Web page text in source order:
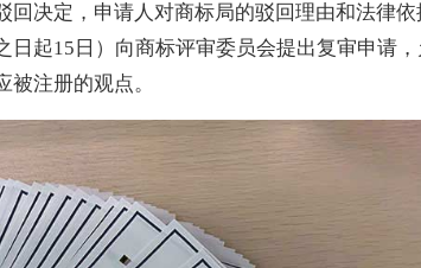
决定，申请人对商标局的驳回理由和法律依
起15日）向商标评审委员会提出复审申请，
注册的观点。